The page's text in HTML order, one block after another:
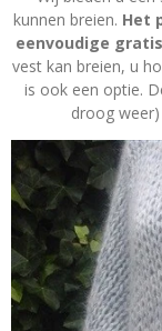
kunnen breien. Het
eenvoudige
vest kan breien, u
is ook een optie.
droog